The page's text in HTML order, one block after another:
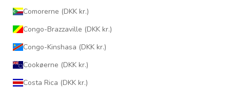
Comorerne (DKK kr.)
Congo-Brazzaville (DKK kr.)
Congo-Kinshasa (DKK kr.)
Cookøerne (DKK kr.)
Costa Rica (DKK kr.)